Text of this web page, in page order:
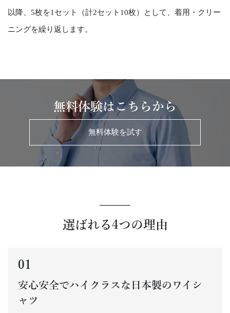
以降、5枚を1セット（計2セット10枚）として、着用・クリー
ニングを繰り返します。
無料体験はこちらから
無料体験を試す
選ばれる4つの理由
01
安心安全でハイクラスな日本製のワイシ
ャツ